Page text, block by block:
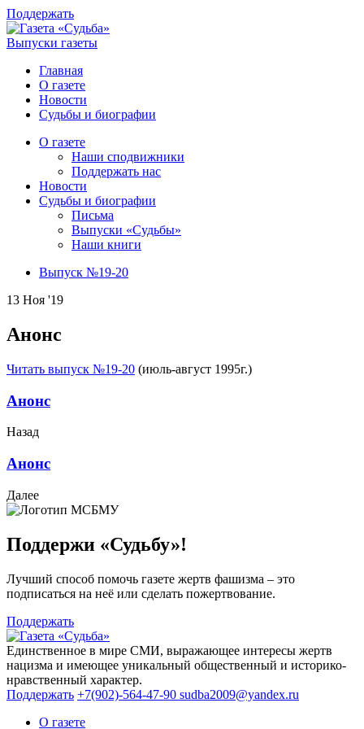
Поддержать
Выпуски газеты
Главная
О газете
Новости
Судьбы и биографии
О газете
Наши сподвижники
Поддержать нас
Новости
Судьбы и биографии
Письма
Выпуски «Судьбы»
Наши книги
Выпуск №19-20
13 Ноя '19
Анонс
Читать выпуск №19-20 (июль-август 1995г.)
Анонс
Назад
Анонс
Далее
Поддержи «Судьбу»!
Лучший способ помочь газете жертв фашизма – это
подписаться на неё или сделать пожертвование.
Поддержать
Единственное в мире СМИ, выражающее интересы жертв
нацизма и имеющее уникальный общественный и историко-
нравственный характер.
Поддержать +7(902)-564-47-90 sudba2009@yandex.ru
О газете